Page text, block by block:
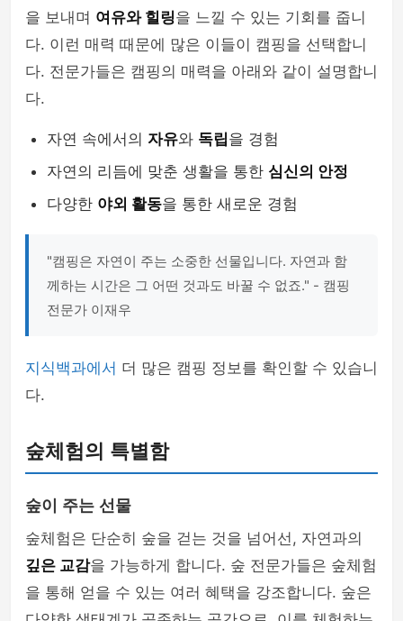
을 보내며 여유와 힐링을 느낄 수 있는 기회를 줍니
다. 이런 매력 때문에 많은 이들이 캠핑을 선택합니
다. 전문가들은 캠핑의 매력을 아래와 같이 설명합니
다.
자연 속에서의 자유와 독립을 경험
자연의 리듬에 맞춘 생활을 통한 심신의 안정
다양한 야외 활동을 통한 새로운 경험
"캠핑은 자연이 주는 소중한 선물입니다. 자연과 함
께하는 시간은 그 어떤 것과도 바꿀 수 없죠." - 캠핑
전문가 이재우
지식백과에서 더 많은 캠핑 정보를 확인할 수 있습니
다.
숲체험의 특별함
숲이 주는 선물
숲체험은 단순히 숲을 걷는 것을 넘어선, 자연과의
깊은 교감을 가능하게 합니다. 숲 전문가들은 숲체험
을 통해 얻을 수 있는 여러 혜택을 강조합니다. 숲은